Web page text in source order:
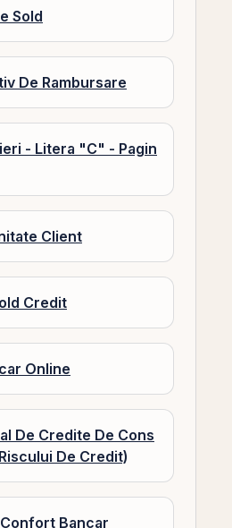
Sold
De Rambursare
- Litera "C" - Pagin
Client
Credit
Online
De Credite De Cons
De Credit)
Bancar